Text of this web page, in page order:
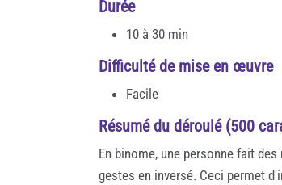
Durée
10 à 30 min
Difficulté de mise en œuvre
Facile
Résumé du déroulé (500
En binome, une personne fait
gestes en inversé. Ceci permet